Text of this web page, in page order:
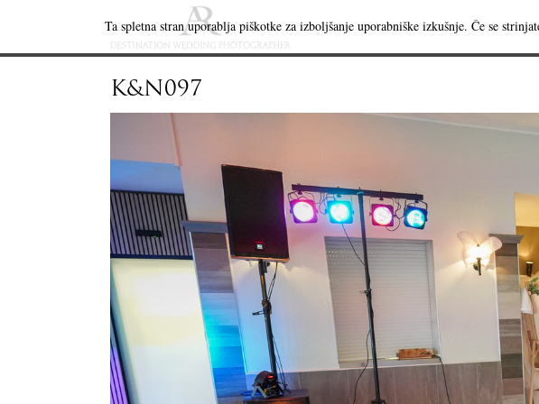
K&N097
Ta spletna stran uporablja piškotke za izboljšanje uporabniške izkušnje. Če se